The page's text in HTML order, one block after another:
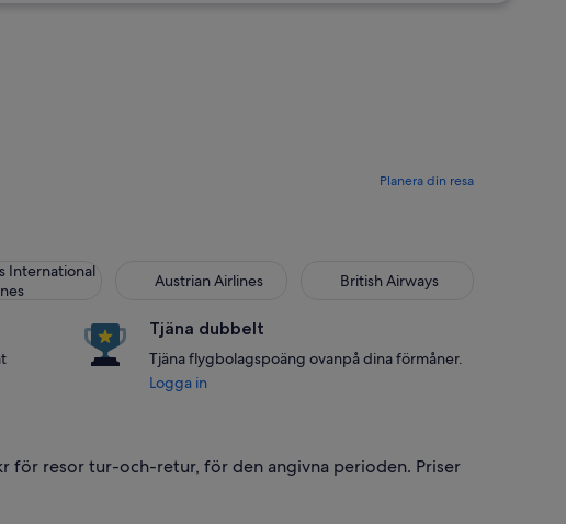
Planera din resa
InternationalAir Lines Austrian Airlines
Austrian Airlines British Airways
British Airways
Tjäna dubbelt
Tjäna flygbolagspoäng ovanpå dina förmåner.
Logga in
för resor tur-och-retur, för den angivna perioden. Priser